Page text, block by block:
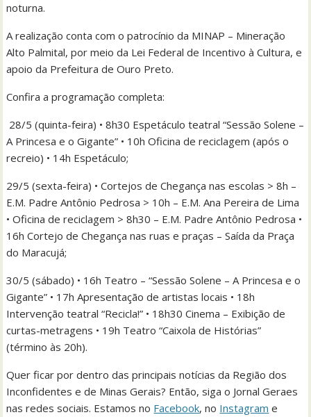
noturna.
A realização conta com o patrocínio da MINAP – Mineração
Alto Palmital, por meio da Lei Federal de Incentivo à Cultura, e
apoio da Prefeitura de Ouro Preto.
Confira a programação completa:
28/5 (quinta-feira) • 8h30 Espetáculo teatral “Sessão Solene –
A Princesa e o Gigante” • 10h Oficina de reciclagem (após o
recreio) • 14h Espetáculo;
29/5 (sexta-feira) • Cortejos de Chegança nas escolas > 8h –
E.M. Padre Antônio Pedrosa > 10h – E.M. Ana Pereira de Lima
• Oficina de reciclagem > 8h30 – E.M. Padre Antônio Pedrosa •
16h Cortejo de Chegança nas ruas e praças – Saída da Praça
do Maracujá;
30/5 (sábado) • 16h Teatro – “Sessão Solene – A Princesa e o
Gigante” • 17h Apresentação de artistas locais • 18h
Intervenção teatral “Recicla!” • 18h30 Cinema – Exibição de
curtas-metragens • 19h Teatro “Caixola de Histórias”
(término às 20h).
Quer ficar por dentro das principais notícias da Região dos
Inconfidentes e de Minas Gerais? Então, siga o Jornal Geraes
nas redes sociais. Estamos no Facebook, no Instagram e